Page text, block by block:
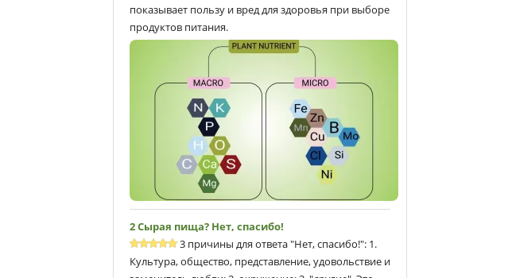
показывает пользу и вред для здоровья при выборе
продуктов питания.
2 Сырая пища? Нет, спасибо!
3 причины для ответа "Нет, спасибо!": 1.
Культура, общество, представление, удовольствие и